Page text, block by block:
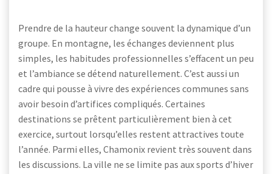
Prendre de la hauteur change souvent la dynamique d’un
groupe. En montagne, les échanges deviennent plus
simples, les habitudes professionnelles s’effacent un peu
et l’ambiance se détend naturellement. C’est aussi un
cadre qui pousse à vivre des expériences communes sans
avoir besoin d’artifices compliqués. Certaines
destinations se prêtent particulièrement bien à cet
exercice, surtout lorsqu’elles restent attractives toute
l’année. Parmi elles, Chamonix revient très souvent dans
les discussions. La ville ne se limite pas aux sports d’hiver